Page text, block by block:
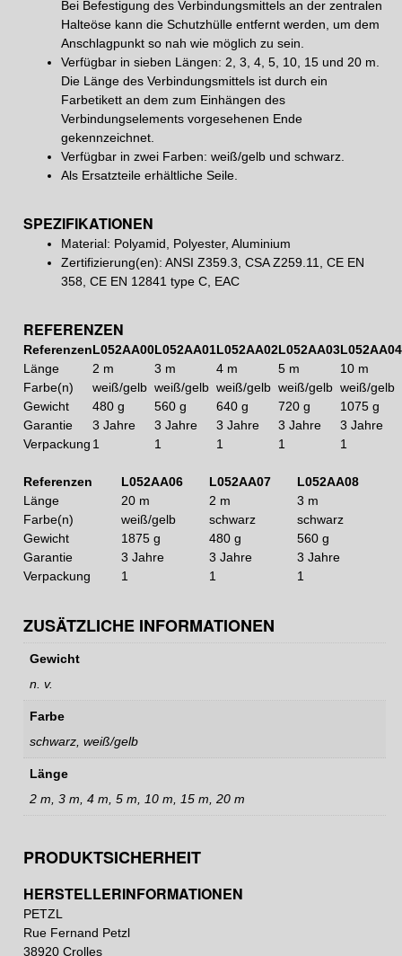
Bei Befestigung des Verbindungsmittels an der zentralen
Halteöse kann die Schutzhülle entfernt werden, um dem
Anschlagpunkt so nah wie möglich zu sein.
Verfügbar in sieben Längen: 2, 3, 4, 5, 10, 15 und 20 m.
Die Länge des Verbindungsmittels ist durch ein
Farbetikett an dem zum Einhängen des
Verbindungselements vorgesehenen Ende
gekennzeichnet.
Verfügbar in zwei Farben: weiß/gelb und schwarz.
Als Ersatzteile erhältliche Seile.
SPEZIFIKATIONEN
Material: Polyamid, Polyester, Aluminium
Zertifizierung(en): ANSI Z359.3, CSA Z259.11, CE EN
358, CE EN 12841 type C, EAC
REFERENZEN
ReferenzenL052AA00L052AA01L052AA02L052AA03L052AA04
Länge
2 m 3 m 4 m 5 m
10 m
Farbe(n)
weiß/gelb weiß/gelb weiß/gelb weiß/gelb weiß/gelb
Gewicht
480 g 560 g 640 g 720 g
1075 g
Garantie
3 Jahre 3 Jahre 3 Jahre 3 Jahre
3 Jahre
Verpackung 1 1 1 1 1
Referenzen L052AA06 L052AA07
L052AA08
Länge
20 m 2 m
3 m
Farbe(n)
weiß/gelb schwarz
schwarz
Gewicht
1875 g 480 g
560 g
Garantie
3 Jahre 3 Jahre
3 Jahre
Verpackung
1 1 1
ZUSÄTZLICHE INFORMATIONEN
Gewicht
n. v.
Farbe
schwarz, weiß/gelb
Länge
2 m, 3 m, 4 m, 5 m, 10 m, 15 m, 20 m
PRODUKTSICHERHEIT
HERSTELLERINFORMATIONEN
PETZL
Rue Fernand Petzl
38920 Crolles